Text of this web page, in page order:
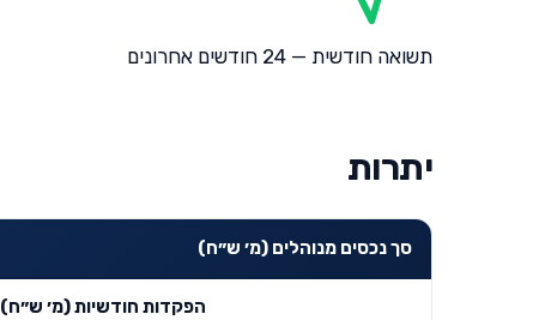
תשואה חודשית — 24 חודשים אחרונים
יתרות
סך נכסים מנוהלים (מ׳ ש״ח)
הפקדות חודשיות (מ׳ ש״ח)